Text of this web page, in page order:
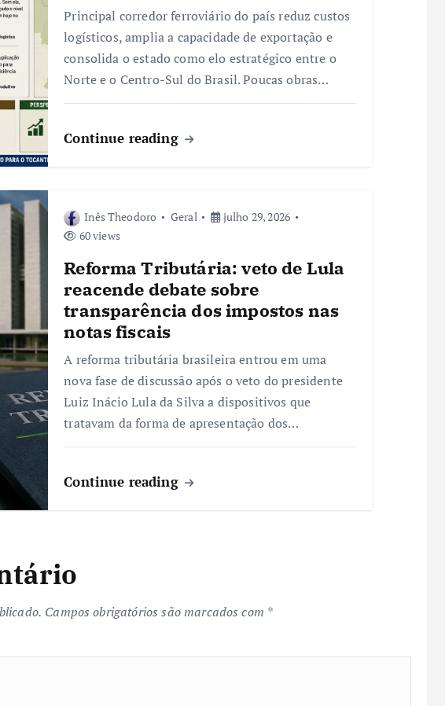
Principal corredor ferroviário do país reduz custos
logísticos, amplia a capacidade de exportação e
consolida o estado como elo estratégico entre o
Norte e o Centro-Sul do Brasil. Poucas obras…
Continue reading
Inês Theodoro Geral
julho 29, 2026
60 views
Reforma Tributária: veto de Lula
reacende debate sobre
transparência dos impostos nas
notas fiscais
A reforma tributária brasileira entrou em uma
nova fase de discussão após o veto do presidente
Luiz Inácio Lula da Silva a dispositivos que
tratavam da forma de apresentação dos…
Continue reading
Campos obrigatórios são marcados com *